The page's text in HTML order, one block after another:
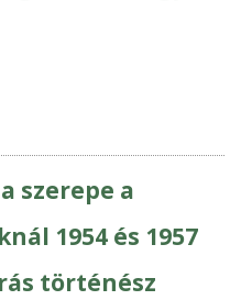
szerepe a
1954 és 1957
történész